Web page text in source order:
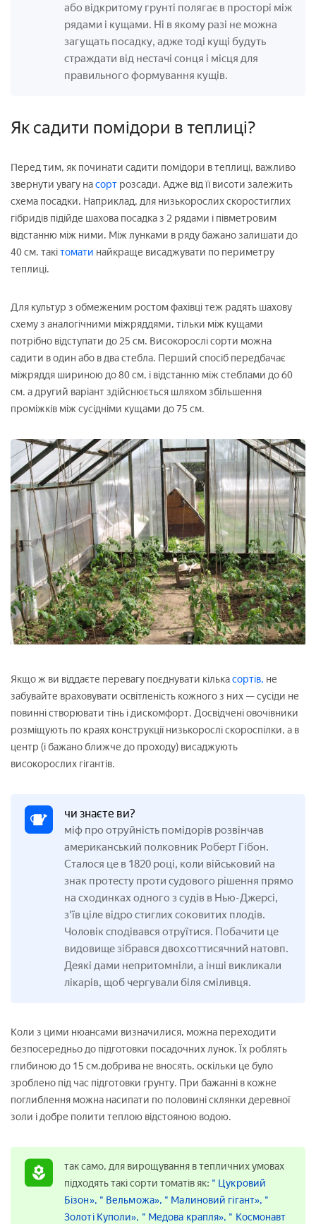
або відкритому грунті полягає в просторі між
рядами і кущами. Ні в якому разі не можна
загущать посадку, адже тоді кущі будуть
страждати від нестачі сонця і місця для
правильного формування кущів.
Як садити помідори в теплиці?
Перед тим, як починати садити помідори в теплиці, важливо
звернути увагу насорт розсади. Адже від її висоти залежить
схема посадки. Наприклад, для низькорослих скоростиглих
гібридів підійде шахова посадка з 2 рядами і півметровим
відстанню між ними. Між лунками в ряду бажано залишати до
40 см. такітомати найкраще висаджувати по периметру
теплиці.
Для культур з обмеженим ростом фахівці теж радять шахову
схему з аналогічними міжряддями, тільки між кущами
потрібно відступати до 25 см. Високорослі сорти можна
садити в один або в два стебла. Перший спосіб передбачає
міжряддя шириною до 80 см, і відстанню між стеблами до 60
см. а другий варіант здійснюється шляхом збільшення
проміжків між сусідніми кущами до 75 см.
Якщо ж ви віддаєте перевагу поєднувати кількасортів, не
забувайте враховувати освітленість кожного з них — сусіди не
повинні створювати тінь і дискомфорт. Досвідчені овочівники
розміщують по краях конструкції низькорослі скороспілки, а в
центр (і бажано ближче до проходу) висаджують
високорослих гігантів.
чи знаєте ви?
міф про отруйність помідорів розвінчав
американський полковник Роберт Гібон.
Сталося це в 1820 році, коли військовий на
знак протесту проти судового рішення прямо
на сходинках одного з судів в Нью-Джерсі,
з'їв ціле відро стиглих соковитих плодів.
Чоловік сподівався отруїтися. Побачити це
видовище зібрався двохсоттисячний натовп.
Деякі дами непритомніли, а інші викликали
лікарів, щоб чергували біля сміливця.
Коли з цими нюансами визначилися, можна переходити
безпосередньо до підготовки посадочних лунок. Їх роблять
глибиною до 15 см.добрива не вносять, оскільки це було
зроблено під час підготовки грунту. При бажанні в кожне
поглиблення можна насипати по половині склянки деревної
золи і добре полити теплою відстояною водою.
так само, для вирощування в тепличних умовах
підходять такі сорти томатів як: " Цукровий
Бізон», " Вельможа», " Малиновий гігант», "
Золоті Куполи», " Медова крапля», " Космонавт